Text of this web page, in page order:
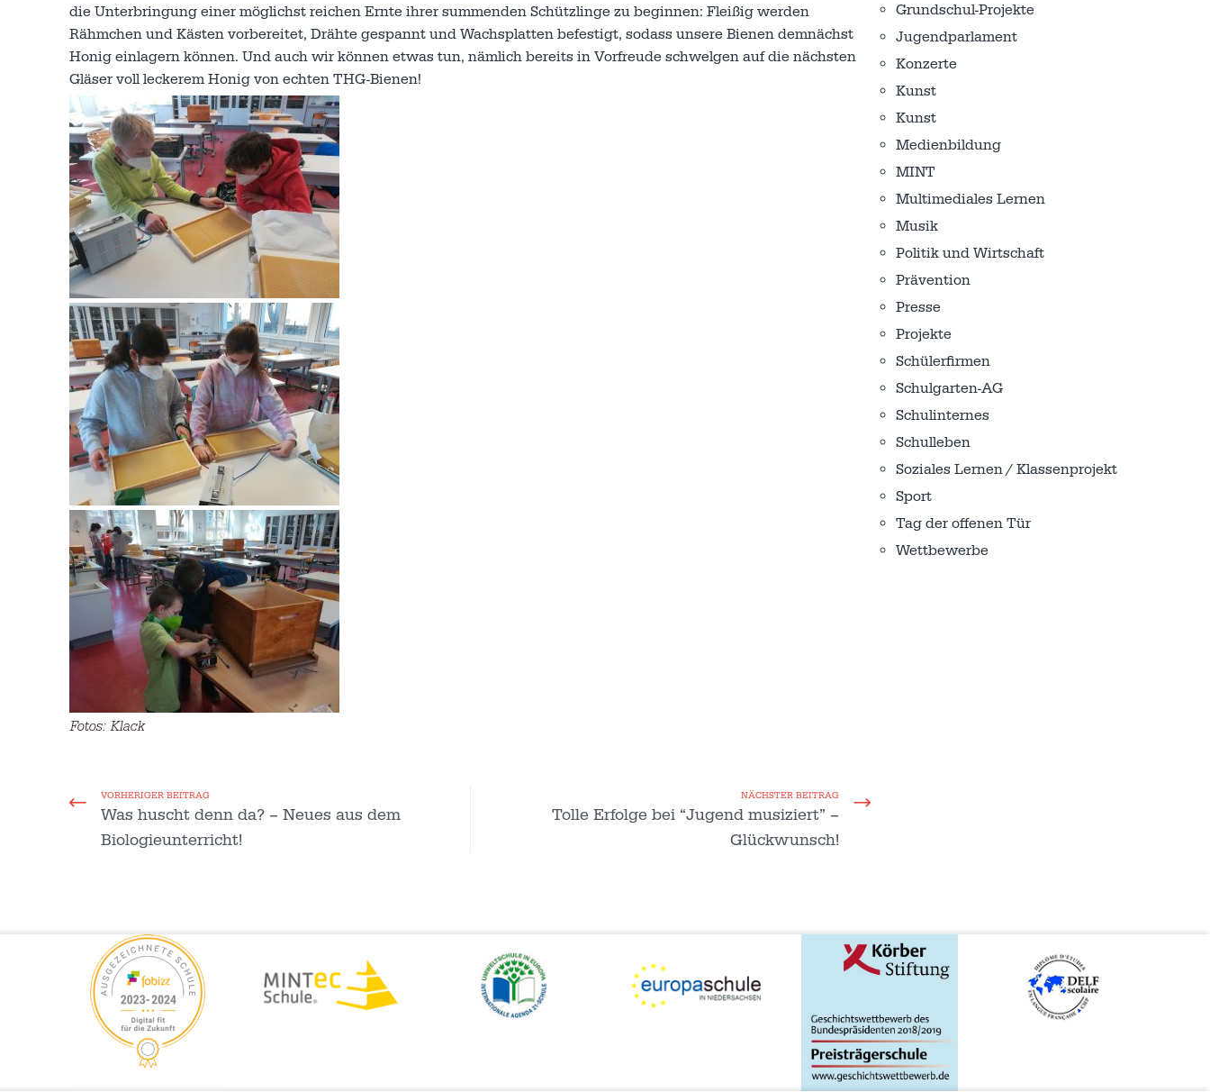
die Unterbringung einer möglichst reichen Ernte ihrer summenden Schützlinge zu beginnen: Fleißig werden
Rähmchen und Kästen vorbereitet, Drähte gespannt und Wachsplatten befestigt, sodass unsere Bienen demnächst
Honig einlagern können. Und auch wir können etwas tun, nämlich bereits in Vorfreude schwelgen auf die nächsten
Gläser voll leckerem Honig von echten THG-Bienen!
Fotos: Klack
VORHERIGER BEITRAG
Was huscht denn da? – Neues aus dem
Biologieunterricht!
NÄCHSTER BEITRAG
Tolle Erfolge bei “Jugend musiziert” –
Glückwunsch!
Grundschul-Projekte
Jugendparlament
Konzerte
Kunst
Kunst
Medienbildung
MINT
Multimediales Lernen
Musik
Politik und Wirtschaft
Prävention
Presse
Projekte
Schülerfirmen
Schulgarten-AG
Schulinternes
Schulleben
Soziales Lernen / Klassenprojekt
Sport
Tag der offenen Tür
Wettbewerbe